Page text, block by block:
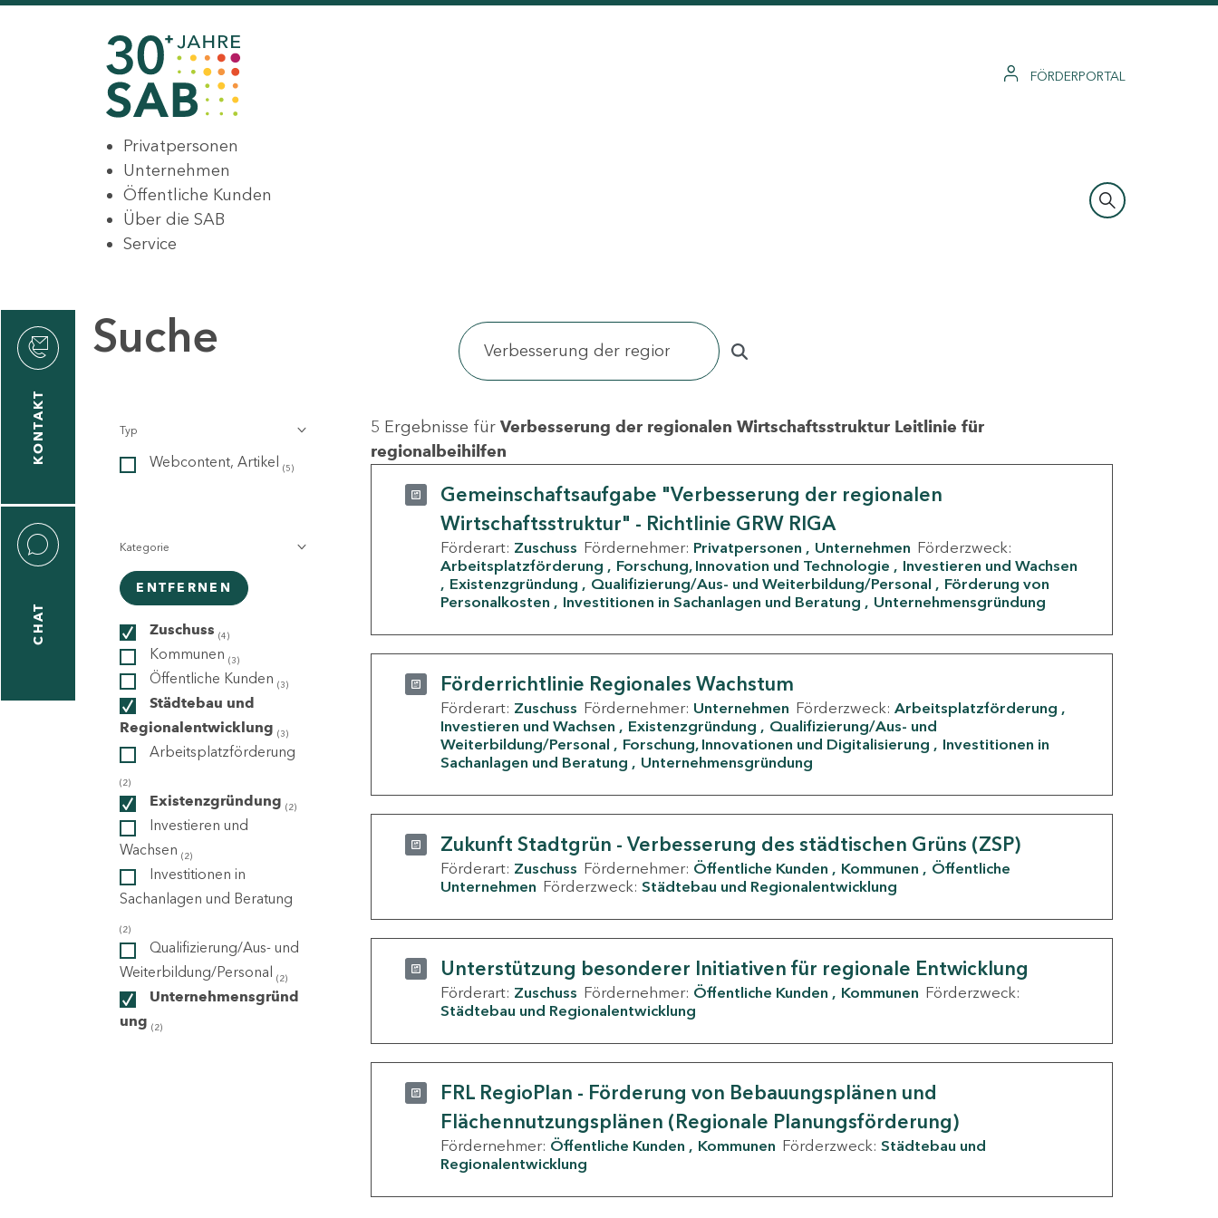
FÖRDERPORTAL
Privatpersonen
Unternehmen
Öffentliche Kunden
Über die SAB
Service
KONTAKT
CHAT
Suche
Typ
Webcontent, Artikel (5)
Kategorie
ENTFERNEN
Zuschuss (4)
Kommunen (3)
Öffentliche Kunden (3)
Städtebau und
Regionalentwicklung (3)
Arbeitsplatzförderung
(2)
Existenzgründung (2)
Investieren und
Wachsen (2)
Investitionen in
Sachanlagen und Beratung
(2)
Qualifizierung/Aus- und
Weiterbildung/Personal (2)
Unternehmensgründ
ung (2)
5 Ergebnisse für Verbesserung der regionalen Wirtschaftsstruktur Leitlinie für
regionalbeihilfen
Gemeinschaftsaufgabe "Verbesserung der regionalen
Wirtschaftsstruktur" - Richtlinie GRW RIGA
Förderart: Zuschuss Fördernehmer: Privatpersonen Unternehmen Förderzweck:
Arbeitsplatzförderung
Forschung, Innovation und Technologie
Investieren und Wachsen
Existenzgründung
Qualifizierung/Aus- und Weiterbildung/Personal
Förderung von
Personalkosten
Investitionen in Sachanlagen und Beratung Unternehmensgründung
Förderrichtlinie Regionales Wachstum
Förderart: Zuschuss Fördernehmer: Unternehmen Förderzweck: Arbeitsplatzförderung
Investieren und Wachsen
Existenzgründung
Qualifizierung/Aus- und
Weiterbildung/Personal
Forschung, Innovationen und Digitalisierung
Investitionen in
Sachanlagen und Beratung
Unternehmensgründung
Zukunft Stadtgrün - Verbesserung des städtischen Grüns (ZSP)
Förderart: Zuschuss Fördernehmer: Öffentliche Kunden Kommunen
Öffentliche
Unternehmen Förderzweck: Städtebau und Regionalentwicklung
Unterstützung besonderer Initiativen für regionale Entwicklung
Förderart: Zuschuss Fördernehmer: Öffentliche Kunden Kommunen Förderzweck:
Städtebau und Regionalentwicklung
FRL RegioPlan - Förderung von Bebauungsplänen und
Flächennutzungsplänen (Regionale Planungsförderung)
Fördernehmer: Öffentliche Kunden Kommunen Förderzweck: Städtebau und
Regionalentwicklung